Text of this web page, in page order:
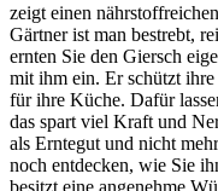
zeigt einen
Gärtner ist man bestrebt,
ernten Sie den Giersch
mit ihm ein. Er schützt
für ihre Küche. Dafür
das spart viel Kraft und
als Erntegut und nicht
noch entdecken, wie Sie
besitzt eine angenehme